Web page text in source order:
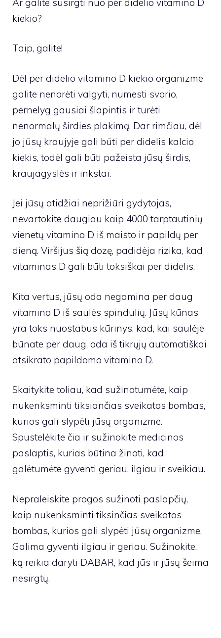
kiekio?
Taip, galite!
Dėl per didelio vitamino D kiekio organizme
galite nenorėti valgyti, numesti svorio,
pernelyg gausiai šlapintis ir turėti
nenormalų širdies plakimą. Dar rimčiau, dėl
jo jūsų kraujyje gali būti per didelis kalcio
kiekis, todėl gali būti pažeista jūsų širdis,
kraujagyslės ir inkstai.
Jei jūsų atidžiai neprižiūri gydytojas,
nevartokite daugiau kaip 4000 tarptautinių
vienetų vitamino D iš maisto ir papildų per
dieną. Viršijus šią dozę, padidėja rizika, kad
vitaminas D gali būti toksiškai per didelis.
Kita vertus, jūsų oda negamina per daug
vitamino D iš saulės spindulių. Jūsų kūnas
yra toks nuostabus kūrinys, kad, kai saulėje
būnate per daug, oda iš tikrųjų automatiškai
atsikrato papildomo vitamino D.
Skaitykite toliau, kad sužinotumėte, kaip
nukenksminti tiksiančias sveikatos bombas,
kurios gali slypėti jūsų organizme.
Spustelėkite čia ir sužinokite medicinos
paslaptis, kurias būtina žinoti, kad
galėtumėte gyventi geriau, ilgiau ir sveikiau.
Nepraleiskite progos sužinoti paslapčių,
kaip nukenksminti tiksinčias sveikatos
bombas, kurios gali slypėti jūsų organizme.
Galima gyventi ilgiau ir geriau. Sužinokite,
ką reikia daryti DABAR, kad jūs ir jūsų šeima
nesirgtų.